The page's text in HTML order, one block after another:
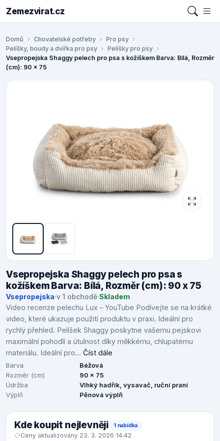
Zemezvirat.cz
Domů Chovatelské potřeby
Pro psy
Pelíšky, boudy a dvířka pro psy
Pelíšky pro psy
Vsepropejska Shaggy pelech pro psa s kožíškem Barva: Bílá, Rozměr
(cm): 90 x 75
Vsepropejska Shaggy pelech pro psa s
kožíškem Barva: Bílá, Rozměr (cm): 90 x 75
Vsepropejska·v 1 obchodě·Skladem
Video recenze pelechu Lux – YouTube Podívejte se na krátké
video, které ukazuje použití produktu v praxi. Ideální pro
rychlý přehled. Pelíšek Shaggy poskytne vašemu pejskovi
maximální pohodlí a útulnost díky měkkému, chlupatému
materiálu. Ideální pro... Číst dále
Barva
Béžová
Rozměr (cm)
90 x 75
Údržba
Vlhký hadřík, vysavač, ruční praní
Výplň
Pěnová výplň
Kde koupit nejlevněji 1 nabídka
Ceny aktualizovány 23. 3. 2026 14:42